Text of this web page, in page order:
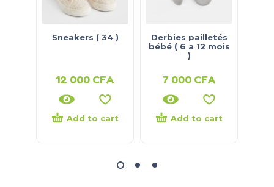
Sneakers ( 34 )
12 000 CFA
Add to cart
Derbies pailletés
bébé ( 6 a 12 mois
)
7 000 CFA
Add to cart